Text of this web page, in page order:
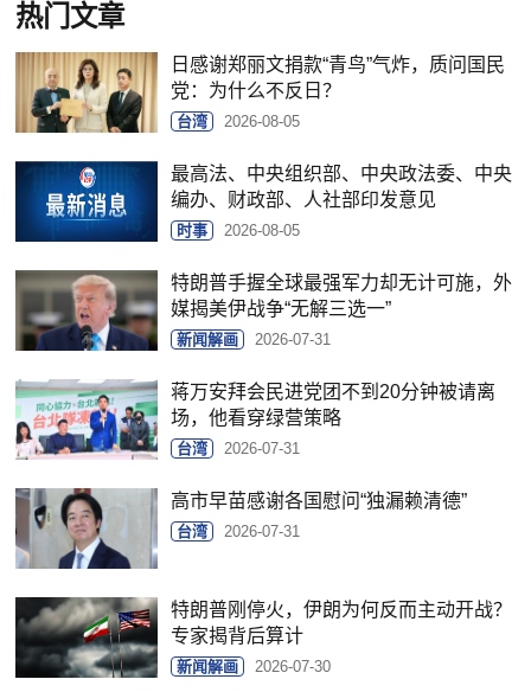
热门文章
日感谢郑丽文捐款“青鸟”气炸，质问国民
党：为什么不反日？
台湾 2026-08-05
最高法、中央组织部、中央政法委、中央
编办、财政部、人社部印发意见
时事 2026-08-05
特朗普手握全球最强军力却无计可施，外
媒揭美伊战争“无解三选一”
新闻解画 2026-07-31
蒋万安拜会民进党团不到20分钟被请离
场，他看穿绿营策略
台湾 2026-07-31
高市早苗感谢各国慰问“独漏赖清德”
台湾 2026-07-31
特朗普刚停火，伊朗为何反而主动开战？
专家揭背后算计
新闻解画 2026-07-30